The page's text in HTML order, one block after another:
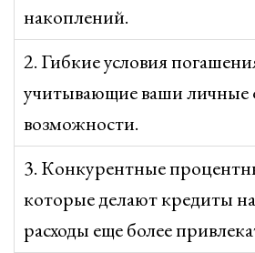
накоплений.
2. Гибкие условия
учитывающие ваши личные
возможности.
3. Конкурентные
которые делают кредиты
расходы еще более